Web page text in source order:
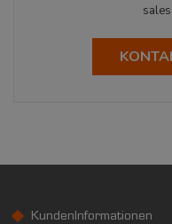
KundenInformationen